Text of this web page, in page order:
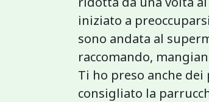
iniziato a
sono andata al
raccomando,
Ti ho preso anche
consigliato la